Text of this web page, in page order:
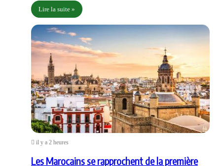
Lire la suite »
il y a 2 heures
Les Marocains se rapprochent de la première